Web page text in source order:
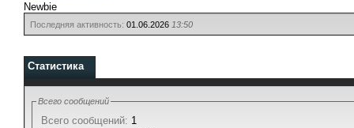
Newbie
Последняя активность: 01.06.2026 13:50
Статистика
Всего сообщений
Всего сообщений: 1